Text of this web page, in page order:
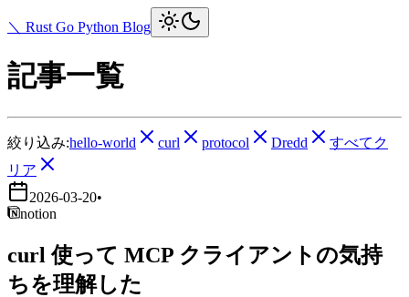
＼ Rust Go Python Blog
記事一覧
絞り込み:hello-world curl protocol Dredd
すべてク
リア
2026-03-20•
notion
curl 使って MCP クライアントの気持
ちを理解した